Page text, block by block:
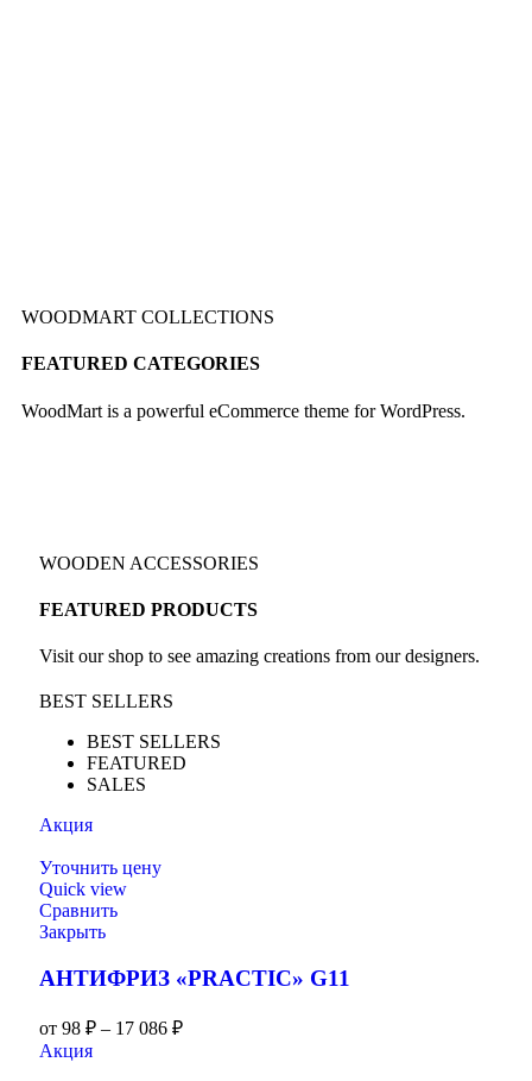
WOODMART COLLECTIONS
FEATURED CATEGORIES
WoodMart is a powerful eCommerce theme for WordPress.
WOODEN ACCESSORIES
FEATURED PRODUCTS
Visit our shop to see amazing creations from our designers.
BEST SELLERS
BEST SELLERS
FEATURED
SALES
Акция
Уточнить цену
Quick view
Сравнить
Закрыть
АНТИФРИЗ «PRACTIC» G11
от 98 ₽ – 17 086 ₽
Акция